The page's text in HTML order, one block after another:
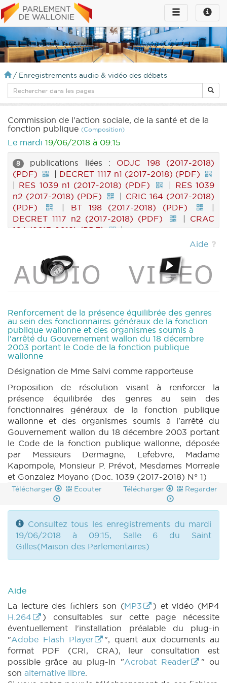
Toggle
infos
Toggle
navigation
/ Enregistrements audio & vidéo des débats
Commission de l'action sociale, de la santé et de la
fonction publique (Composition)
Le mardi 19/06/2018 à 09:15
8 publications liées : ODJC 198 (2017-2018)
(PDF)
| DECRET 1117 n1 (2017-2018) (PDF)
| RES 1039 n1 (2017-2018) (PDF) | RES 1039
n2 (2017-2018) (PDF)
| CRIC 164 (2017-2018)
(PDF)
| BT 198 (2017-2018) (PDF)
|
DECRET 1117 n2 (2017-2018) (PDF)
| CRAC
164 (2017-2018) (PDF)
|
Aide
Renforcement de la présence équilibrée des genres
au sein des fonctionnaires généraux de la fonction
publique wallonne et des organismes soumis à
l'arrêté du Gouvernement wallon du 18 décembre
2003 portant le Code de la fonction publique
wallonne
Désignation de Mme Salvi comme rapporteuse
Proposition de résolution visant à renforcer la
présence équilibrée des genres au sein des
fonctionnaires généraux de la fonction publique
wallonne et des organismes soumis à l'arrêté du
Gouvernement wallon du 18 décembre 2003 portant
le Code de la fonction publique wallonne, déposée
par Messieurs Dermagne, Lefebvre, Madame
Kapompole, Monsieur P. Prévot, Mesdames Morreale
et Gonzalez Moyano (Doc. 1039 (2017-2018) N° 1)
Télécharger Ecouter Télécharger Regarder
Consultez tous les enregistrements du mardi
19/06/2018 à 09:15, Salle 6 du Saint
Gilles(Maison des Parlementaires)
Aide
La lecture des fichiers son (MP3
) et vidéo (MP4
H.264
) consultables sur cette page nécessite
éventuellement l'installation préalable du plug-in
"Adobe Flash Player
", quant aux documents au
format PDF (CRI, CRA), leur consultation est
possible grâce au plug-in "Acrobat Reader
" ou
son alternative libre.